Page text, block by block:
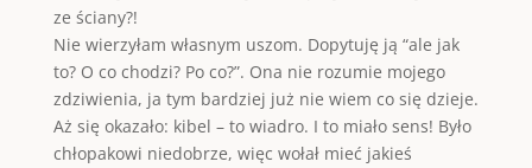
ze ściany?!
Nie wierzyłam własnym uszom. Dopytuję ją “ale jak
to? O co chodzi? Po co?”. Ona nie rozumie mojego
zdziwienia, ja tym bardziej już nie wiem co się dzieje.
Aż się okazało: kibel – to wiadro. I to miało sens! Było
chłopakowi niedobrze, więc wołał mieć jakieś